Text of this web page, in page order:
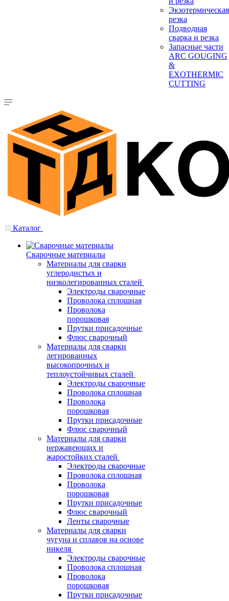
Экзотермическая
резка
Подводная
сварка и резка
Запасные части
ARC GOUGING
&
EXOTHERMIC
CUTTING
Каталог
Сварочные материалы
Материалы для сварки
углеродистых и
низколегированных сталей
Электроды сварочные
Проволока сплошная
Проволока
порошковая
Прутки присадочные
Флюс сварочный
Материалы для сварки
легированных
высокопрочных и
теплоустойчивых сталей
Электроды сварочные
Проволока сплошная
Проволока
порошковая
Прутки присадочные
Флюс сварочный
Материалы для сварки
нержавеющих и
жаростойких сталей
Электроды сварочные
Проволока сплошная
Проволока
порошковая
Прутки присадочные
Флюс сварочный
Ленты сварочные
Материалы для сварки
чугуна и сплавов на основе
никеля
Электроды сварочные
Проволока сплошная
Проволока
порошковая
Прутки присадочные